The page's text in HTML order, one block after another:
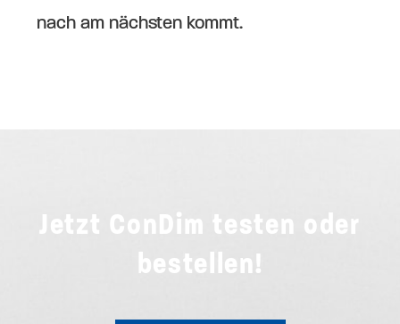
nach am nächsten kommt.
Jetzt ConDim testen oder
bestellen!